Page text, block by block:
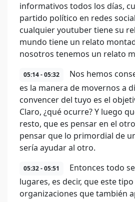
informativos todos los días,
partido político en redes
cualquier youtuber tiene su
mundo tiene un relato
nosotros tenemos un relato
05:14 - 05:32
Nos hemos
es la manera de movernos a
convencer del tuyo es el
Claro, ¿qué ocurre? Y luego
resto, que es pensar en el
pensar que lo primordial de
sería ayudar al otro.
05:32 - 05:51
Entonces todo
lugares, es decir, que este
organizaciones que también